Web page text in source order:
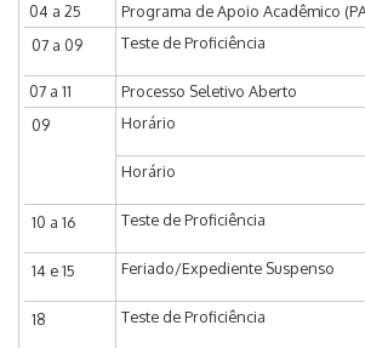
04 a 25
Programa de Apoio Acadêmico
07 a 09
Teste de Proficiência
07 a 11 Processo Seletivo Aberto
09
Horário
Horário
10 a 16 Teste de Proficiência
14 e 15 Feriado/Expediente Suspenso
18 Teste de Proficiência